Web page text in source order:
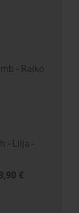
- Raiko
- Lilja -
€